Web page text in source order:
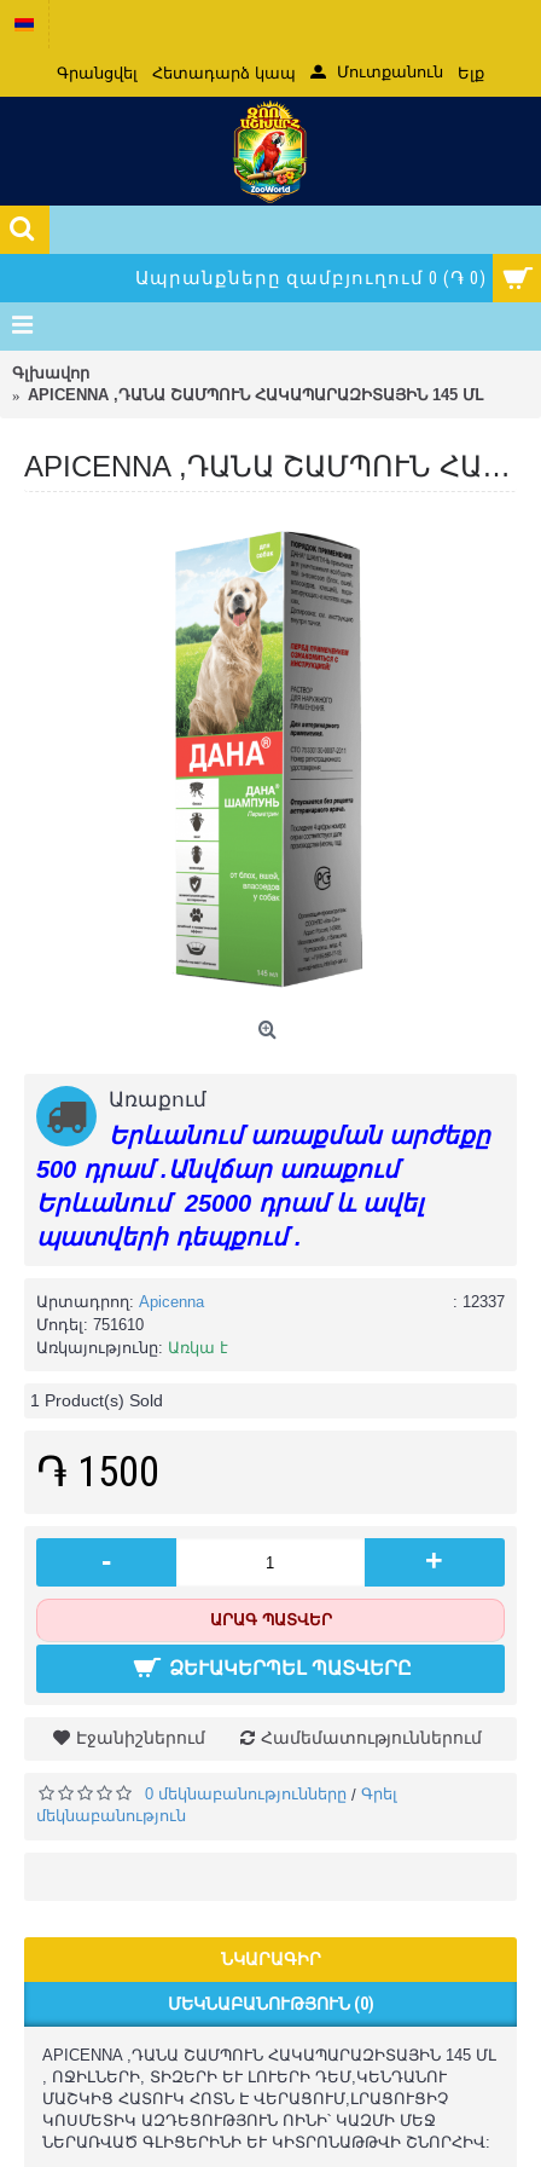
Գրանցվել Հետադարձ կապ Մուտքանուն Ելք
Ապրանքները զամբյուղում 0 (֏ 0)
Գլխավոր
АPICENNA ,ԴԱՆԱ ՇԱՄՊՈՒՆ ՀԱԿԱՊԱՐԱԶԻՏԱՅԻՆ 145 ՄԼ
АPICENNA ,ԴԱՆԱ ՇԱՄՊՈՒՆ ՀԱԿԱՊԱՐԱԶԻՏԱՅԻՆ 145 ՄԼ
Առաքում
Երևանում առաքման արժեքը
500 դրամ .Անվճար առաքում
Երևանում 25000 դրամ և ավել
պատվերի դեպքում .
: 12337
Արտադրող: Apicenna
Մոդել: 751610
Առկայությունը: Առկա է
1 Product(s) Sold
֏ 1500
- +
ԱՐԱԳ ՊԱՏՎԵՐ
ՁԵՒԱԿԵՐՊԵԼ ՊԱՏՎԵՐԸ
Էջանիշներում Համեմատություններում
0 մեկնաբանությունները / Գրել
մեկնաբանություն
ՆԿԱՐԱԳԻՐ
ՄԵԿՆԱԲԱՆՈՒԹՅՈՒՆ (0)
АPICENNA ,ԴԱՆԱ ՇԱՄՊՈՒՆ ՀԱԿԱՊԱՐԱԶԻՏԱՅԻՆ 145 ՄԼ
, ՈՋԻԼՆԵՐԻ, ՏԻԶԵՐԻ ԵՒ ԼՈՒԵՐԻ ԴԵՄ,ԿԵՆԴԱՆՈՒ
ՄԱՇԿԻՑ ՀԱՏՈՒԿ ՀՈՏՆ Է ՎԵՐԱՑՈՒՄ,ԼՐԱՑՈՒՑԻՉ
ԿՈՍՄԵՏԻԿ ԱԶԴԵՑՈՒԹՅՈՒՆ ՈԻՆԻ՝ ԿԱԶՄԻ ՄԵՋ
ՆԵՐԱՌՎԱԾ ԳԼԻՑԵՐԻՆԻ ԵՒ ԿԻՏՐՈՆԱԹԹՎԻ ՇՆՈՐՀԻՎ: